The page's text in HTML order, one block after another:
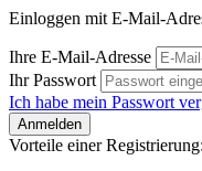
Einloggen mit E-Mail-
Ihre E-Mail-Adresse
Ihr Passwort
Ich habe mein Passwort
Anmelden
Vorteile einer Registrierung: